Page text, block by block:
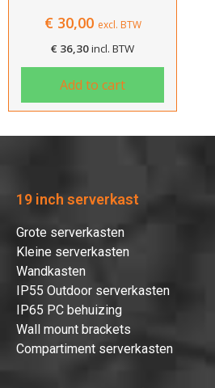
€30,00 excl. BTW
€ 36,30incl. BTW
Add to cart
19 inch serverkast
Grote serverkasten
Kleine serverkasten
Wandkasten
IP55 Outdoor serverkasten
IP65 PC behuizing
Wall mount brackets
Compartiment serverkasten